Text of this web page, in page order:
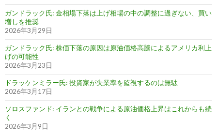
ガンドラック氏: 金相場下落は上げ相場の中の調整に過ぎない、買い
増しを推奨
2026年3月29日
ガンドラック氏: 株価下落の原因は原油価格高騰によるアメリカ利上
げの可能性
2026年3月23日
ドラッケンミラー氏: 投資家が失業率を監視するのは無駄
2026年3月17日
ソロスファンド: イランとの戦争による原油価格上昇はこれからも続
く
2026年3月9日